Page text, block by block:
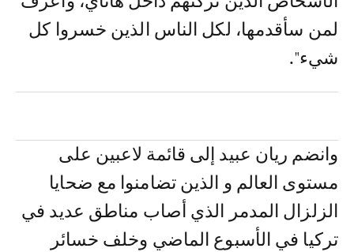
لمن سأقدمها، لكل الناس الذين خسروا كل
شيء".
وانضم ريان عبيد إلى قائمة لاعبين على
مستوى العالم و الذين تضامنوا مع ضحايا
الزلزال المدمر الذي أصاب مناطق عديد في
تركيا في الأسبوع الماضي وخلف خسائر